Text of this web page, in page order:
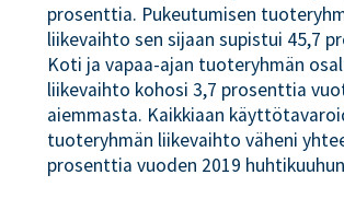
prosenttia. Pukeutumisen
liikevaihto sen sijaan supistui 45,7
Koti ja vapaa-ajan tuoteryhmän
liikevaihto kohosi 3,7 prosenttia
aiemmasta. Kaikkiaan
tuoteryhmän liikevaihto väheni
prosenttia vuoden 2019